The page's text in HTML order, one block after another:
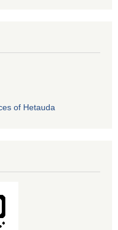
of Hetauda